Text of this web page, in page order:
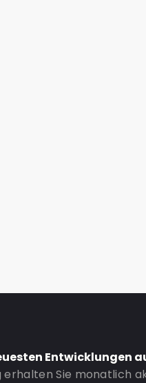
Entwicklungen
erhalten Sie monatlich